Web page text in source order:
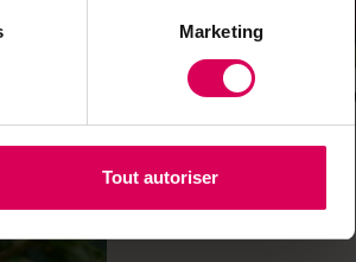
Marketing
Tout autoriser
Avec Berne
d'honneur, le
est sous tension